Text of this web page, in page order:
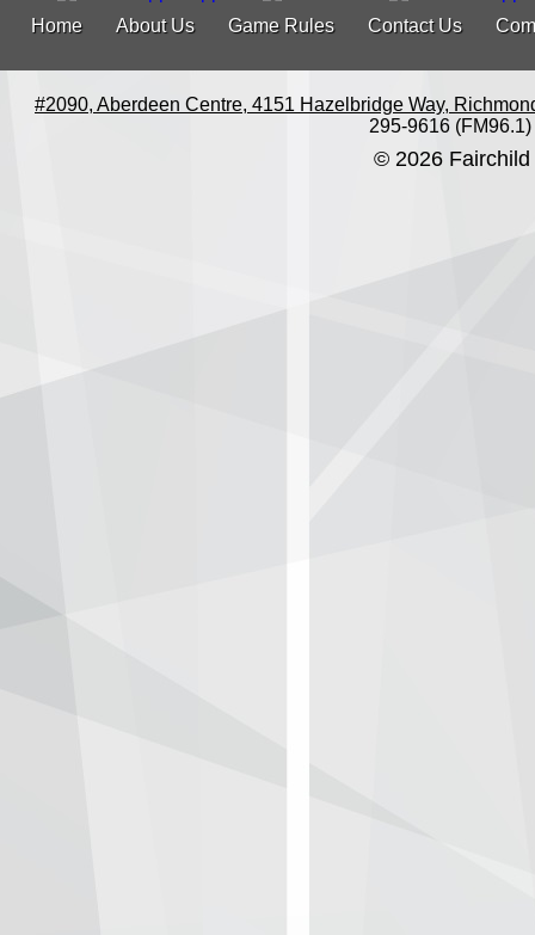
Home About Us Game Rules Contact Us
#2090, Aberdeen Centre, 4151 Hazelbridge Way,
295-9616 (FM96.1)
© 2026 Fairchild